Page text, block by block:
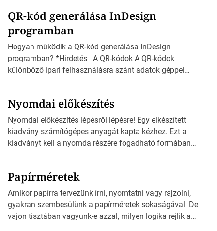
mutatja az A4-es papírlaphoz viszonyítva. Az amerikai és
észak-amerikai boríték méretére az ISO 216 nem
vonatkozik. Boríték méretének táblázata C0-tól […]
QR-kód generálása InDesign
programban
Hogyan működik a QR-kód generálása InDesign
programban? *Hirdetés A QR-kódok A QR-kódok
különböző ipari felhasználásra szánt adatok géppel
okostelefonjára telepíthet egy QR-kód-leolvasó
alkalmazást, ami leolvasni és dekódolni képes az URL-
információt és átirányítja a telefon böngészőjét a cég
weblapjára. A QR-kód beolvasása után a felhasználó
Nyomdai előkészítés
Nyomdai előkészítés lépésről lépésre! Egy elkészített
kiadvány számítógépes anyagát kapta kézhez. Ezt a
kiadványt kell a nyomda részére fogadható formában
Illustratorban készült vektorgrafika. *Hirdetés Minden
esetben konzultáljunk a nyomdával, mielőtt elkezdjük a
nyomdai előkészítést!Nehogy az elkészült munka után
derüljön ki, hogy valamit másképp kellett volna csinálni! […]
Papírméretek
Amikor papírra tervezünk írni, nyomtatni vagy rajzolni,
gyakran szembesülünk a papírméretek sokaságával. De
vajon tisztában vagyunk-e azzal, milyen logika rejlik a